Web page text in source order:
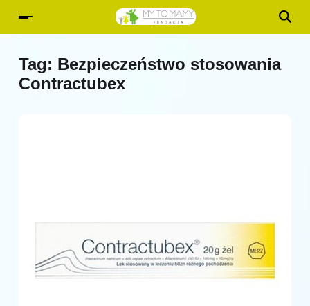
Tag: Bezpieczeństwo stosowania
Contractubex